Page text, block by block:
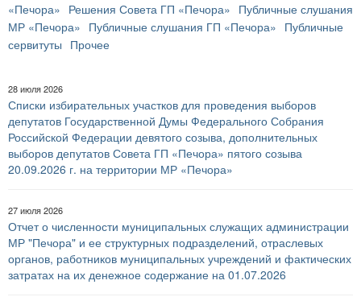
«Печора» Решения Совета ГП «Печора» Публичные слушания
МР «Печора» Публичные слушания ГП «Печора» Публичные
сервитуты Прочее
28 июля 2026
Списки избирательных участков для проведения выборов
депутатов Государственной Думы Федерального Собрания
Российской Федерации девятого созыва, дополнительных
выборов депутатов Совета ГП «Печора» пятого созыва
20.09.2026 г. на территории МР «Печора»
27 июля 2026
Отчет о численности муниципальных служащих администрации
МР "Печора" и ее структурных подразделений, отраслевых
органов, работников муниципальных учреждений и фактических
затратах на их денежное содержание на 01.07.2026